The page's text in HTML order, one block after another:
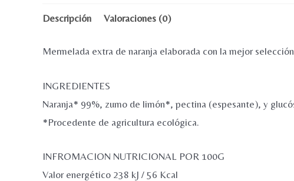
Descripción Valoraciones (0)
Mermelada extra de naranja elaborada con la mejor
INGREDIENTES
Naranja* 99%, zumo de limón*, pectina (espesante), y
*Procedente de agricultura ecológica.
INFROMACION NUTRICIONAL POR 100G
Valor energético 238 kJ / 56 Kcal